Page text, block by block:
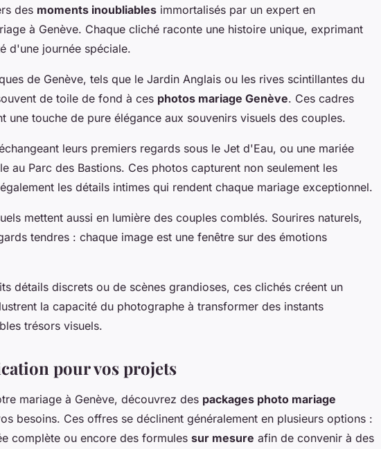
des moments inoubliables immortalisés par un expert en
à Genève. Chaque cliché raconte une histoire unique, exprimant
d'une journée spéciale.
de Genève, tels que le Jardin Anglais ou les rives scintillantes du
de toile de fond à ces photos mariage Genève. Ces cadres
une touche de pure élégance aux souvenirs visuels des couples.
leurs premiers regards sous le Jet d'Eau, ou une mariée
au Parc des Bastions. Ces photos capturent non seulement les
les détails intimes qui rendent chaque mariage exceptionnel.
mettent aussi en lumière des couples comblés. Sourires naturels,
tendres : chaque image est une fenêtre sur des émotions
détails discrets ou de scènes grandioses, ces clichés créent un
la capacité du photographe à transformer des instants
trésors visuels.
pour vos projets
mariage à Genève, découvrez des packages photo mariage
besoins. Ces offres se déclinent généralement en plusieurs options :
complète ou encore des formules sur mesure afin de convenir à des